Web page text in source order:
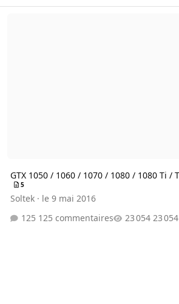
GTX 1050 / 1060 / 1070 / 1080 / 1080 Ti /
5
Soltek· le 9 mai 2016
125 commentaires
23